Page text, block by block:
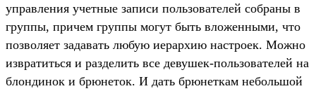
управления учетные записи пользователей собраны в
группы, причем группы могут быть вложенными, что
позволяет задавать любую иерархию настроек. Можно
извратиться и разделить все девушек-пользователей на
блондинок и брюнеток. И дать брюнеткам небольшой